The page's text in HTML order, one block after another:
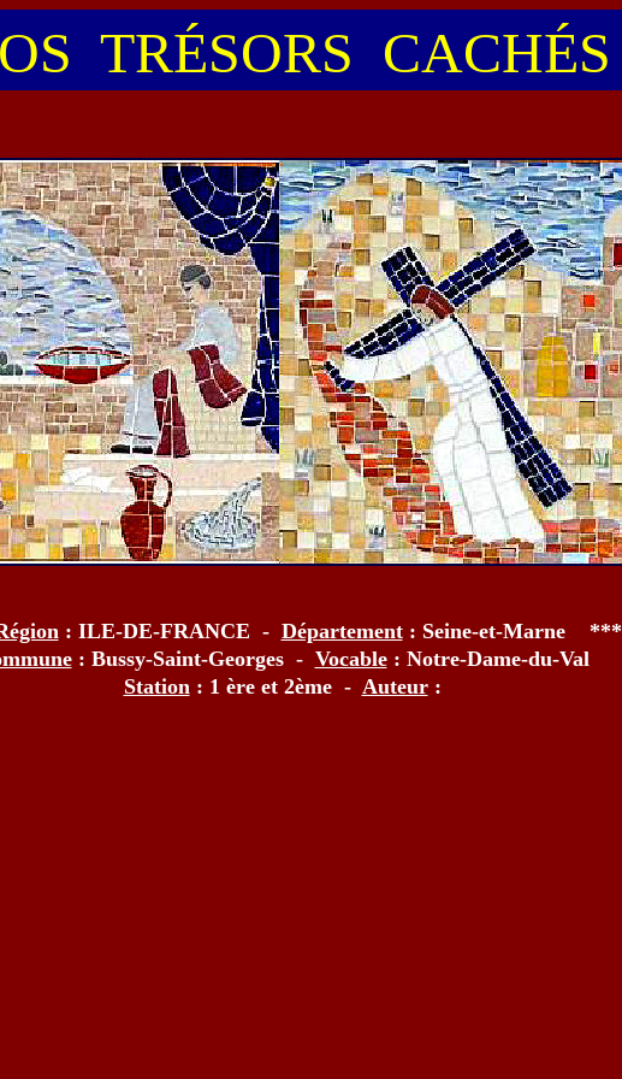
TRÉSORS CACHÉS
: ILE-DE-FRANCE - Département: Seine-et-Marne ***
: Bussy-Saint-Georges - Vocable: Notre-Dame-du-Val
Station: 1 ère et 2ème - Auteur: